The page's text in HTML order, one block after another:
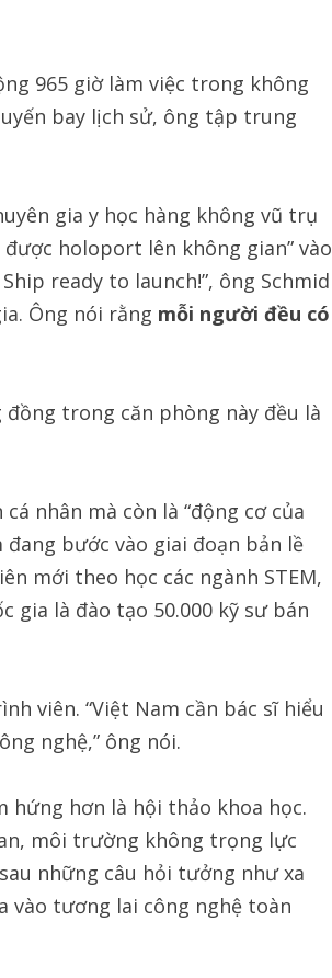
965 giờ làm việc trong không
bay lịch sử, ông tập trung
gia y học hàng không vũ trụ
holoport lên không gian” vào
ready to launch!”, ông Schmid
Ông nói rằng mỗi người đều có
đồng trong căn phòng này đều là
nhân mà còn là “động cơ của
bước vào giai đoạn bản lề
mới theo học các ngành STEM,
gia là đào tạo 50.000 kỹ sư bán
viên. “Việt Nam cần bác sĩ hiểu
nghệ,” ông nói.
hơn là hội thảo khoa học.
môi trường không trọng lực
những câu hỏi tưởng như xa
vào tương lai công nghệ toàn